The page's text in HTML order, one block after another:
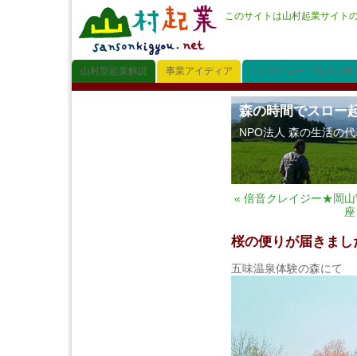
このサイトは山村起業サイト
山村型起業解説 事業アイディア インタビュー「先人に学
森の時間でスロー
NPO法人 森の生活の
« 倍音クレイジー★岡山
座
桜の便りが届きまし
五味温泉体験の森にて